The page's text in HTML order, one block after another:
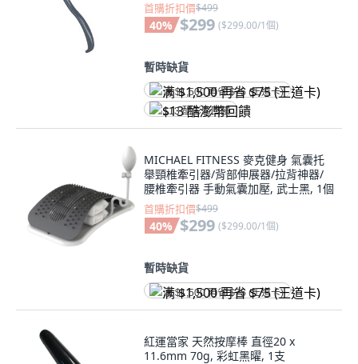
首購折扣價$499
40% $299 ($299.00/1個)
暫時缺貨
满 $1,500 再省 $75 (王道卡)
$13 酷澎幣回饋
MICHAEL FITNESS 麥克健身 氣囊托
舉頸椎牽引器/背部伸展器/拉背神器/
腰椎牽引器 手動氣囊加壓, 武士黑, 1個
首購折扣價$499
40% $299 ($299.00/1個)
暫時缺貨
满 $1,500 再省 $75 (王道卡)
紅運當家 天然按摩棒 直徑20 x
11.6mm 70g, 彩虹黑曜, 1支